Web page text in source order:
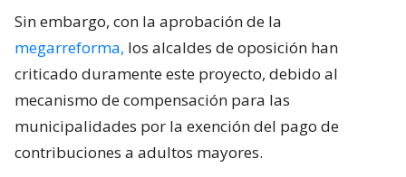
Sin embargo, con la aprobación de la
megarreforma, los alcaldes de oposición han
criticado duramente este proyecto, debido al
mecanismo de compensación para las
municipalidades por la exención del pago de
contribuciones a adultos mayores.